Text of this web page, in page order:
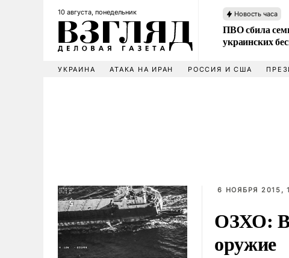
10 августа, понедельник Новость часа
ПВО сбила
украинских
УКРАИНА АТАКА НА ИРАН РОССИЯ И США
6 НОЯБРЯ 2015,
ОЗХО: В
оружие